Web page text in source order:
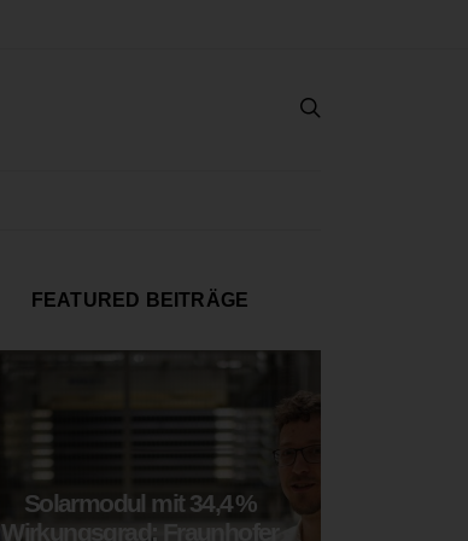
FEATURED BEITRÄGE
Solarmodul mit 34,4 %
Wirkungsgrad: Fraunhofer